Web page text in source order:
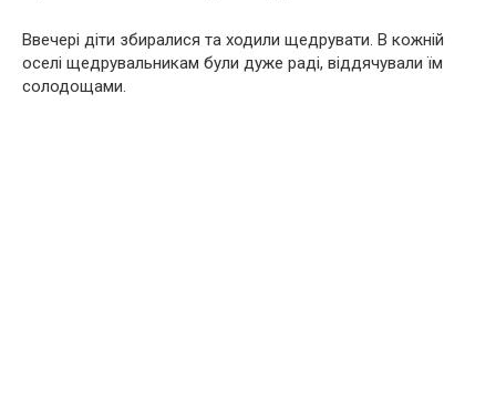
Ввечері діти збиралися та ходили щедрувати. В кожній
оселі щедрувальникам були дуже раді, віддячували їм
солодощами.